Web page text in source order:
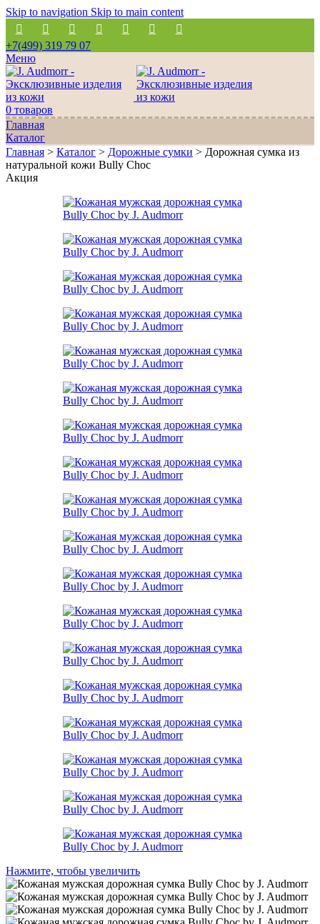
Skip to navigation Skip to main content
+7(499) 319 79 07
Меню
0 товаров
Главная
Каталог
Главная > Каталог > Дорожные сумки > Дорожная сумка из
натуральной кожи Bully Choc
Акция
Нажмите, чтобы увеличить